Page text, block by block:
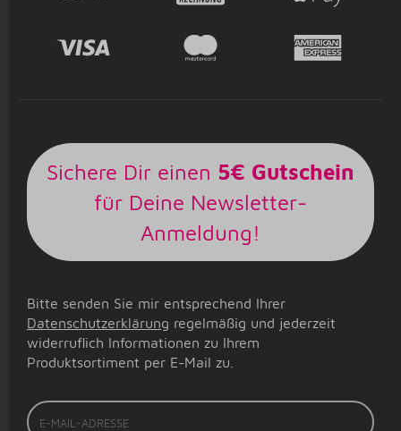
Sichere Dir einen 5€ Gutschein
für Deine Newsletter-
Anmeldung!
Bitte senden Sie mir entsprechend Ihrer
Datenschutzerklärung regelmäßig und jederzeit
widerruflich Informationen zu Ihrem
Produktsortiment per E-Mail zu.
E-
Mail-